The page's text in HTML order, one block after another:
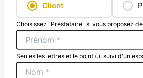
Client
Choisissez "Prestataire" si vous proposez
Seules les lettres et le point (.), suivi d'un